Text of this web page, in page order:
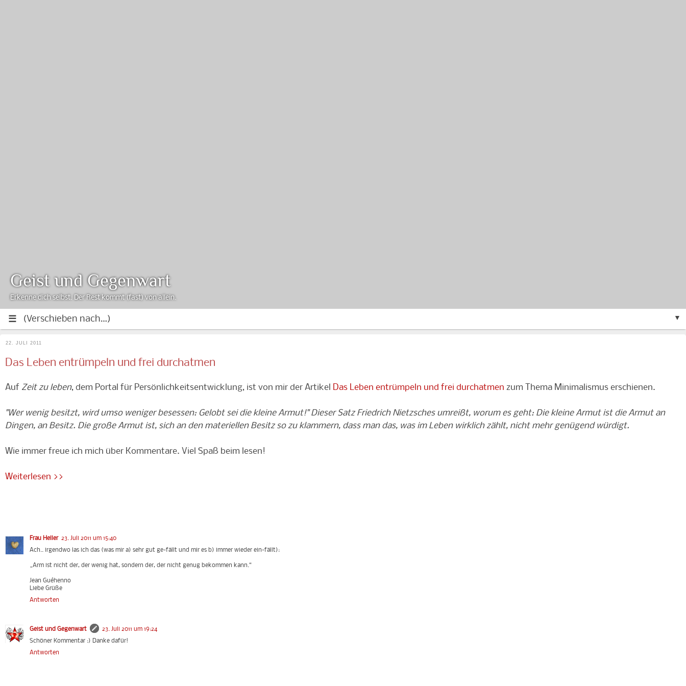
▼
Geist und Gegenwart
Erkenne dich selbst. Der Rest kommt (fast) von allein.
22. JULI 2011
Das Leben entrümpeln und frei durchatmen
Auf Zeit zu leben, dem Portal für Persönlichkeitsentwicklung, ist von mir der Artikel Das Leben entrümpeln und frei durchatmen zum Thema Minimalismus erschienen.
"Wer wenig besitzt, wird umso weniger besessen: Gelobt sei die kleine Armut!" Dieser Satz Friedrich Nietzsches umreißt, worum es geht: Die kleine Armut ist die Armut an
Dingen, an Besitz. Die große Armut ist, sich an den materiellen Besitz so zu klammern, dass man das, was im Leben wirklich zählt, nicht mehr genügend würdigt.
Wie immer freue ich mich über Kommentare. Viel Spaß beim lesen!
Weiterlesen >>
Frau Heller 23. Juli 2011 um 15:40
Ach.. irgendwo las ich das (was mir a) sehr gut ge-fällt und mir es b) immer wieder ein-fällt):
„Arm ist nicht der, der wenig hat, sondern der, der nicht genug bekommen kann.“
Jean Guéhenno
Liebe Grüße
Antworten
Geist und Gegenwart
23. Juli 2011 um 19:24
Schöner Kommentar :) Danke dafür!
Antworten